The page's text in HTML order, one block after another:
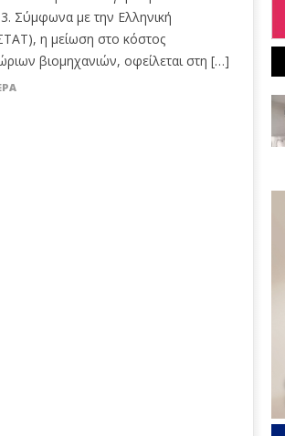
Σύμφωνα με την Ελληνική
η μείωση στο κόστος
βιομηχανιών, οφείλεται στη […]